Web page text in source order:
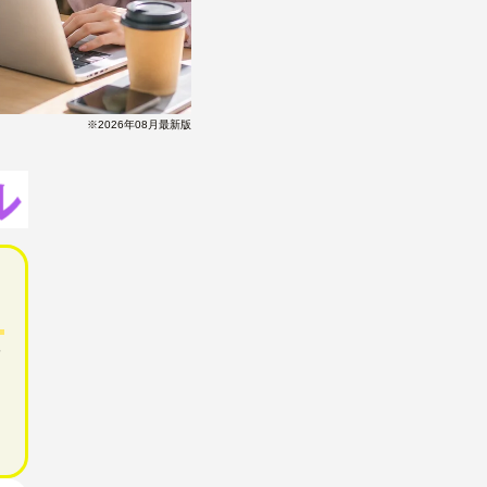
※2026年08月最新版